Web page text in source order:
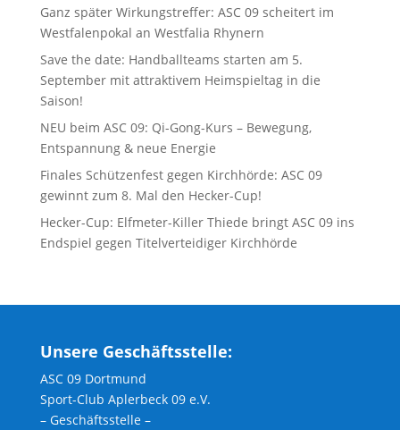
Ganz später Wirkungstreffer: ASC 09 scheitert im
Westfalenpokal an Westfalia Rhynern
Save the date: Handballteams starten am 5.
September mit attraktivem Heimspieltag in die
Saison!
NEU beim ASC 09: Qi-Gong-Kurs – Bewegung,
Entspannung & neue Energie
Finales Schützenfest gegen Kirchhörde: ASC 09
gewinnt zum 8. Mal den Hecker-Cup!
Hecker-Cup: Elfmeter-Killer Thiede bringt ASC 09 ins
Endspiel gegen Titelverteidiger Kirchhörde
Unsere Geschäftsstelle:
ASC 09 Dortmund
Sport-Club Aplerbeck 09 e.V.
– Geschäftsstelle –